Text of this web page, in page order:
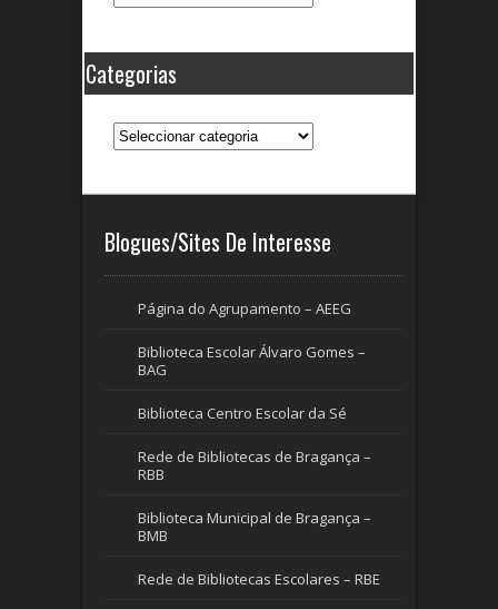
Categorias
Categorias
Blogues/Sites De Interesse
Página do Agrupamento – AEEG
Biblioteca Escolar Álvaro Gomes –
BAG
Biblioteca Centro Escolar da Sé
Rede de Bibliotecas de Bragança –
RBB
Biblioteca Municipal de Bragança –
BMB
Rede de Bibliotecas Escolares – RBE